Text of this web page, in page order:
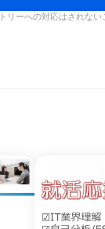
ーへの対応はされない